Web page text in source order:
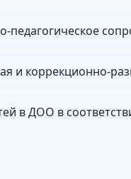
в ДОО в